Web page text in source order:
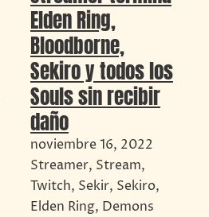
Elden Ring,
Bloodborne,
Sekiro y todos los
Souls sin recibir
daño
noviembre 16, 2022
Streamer, Stream,
Twitch, Sekir, Sekiro,
Elden Ring, Demons